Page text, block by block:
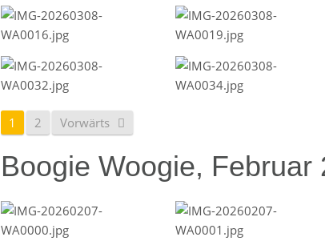
1 2 Vorwärts
Boogie Woogie, Februar